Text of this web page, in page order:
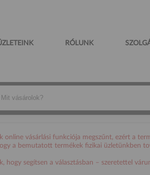
RÓLUNK
online vásárlási funkciója megszűnt, ezért a
a bemutatott termékek fizikai üzletünkben
segítsen a választásban – szeretettel